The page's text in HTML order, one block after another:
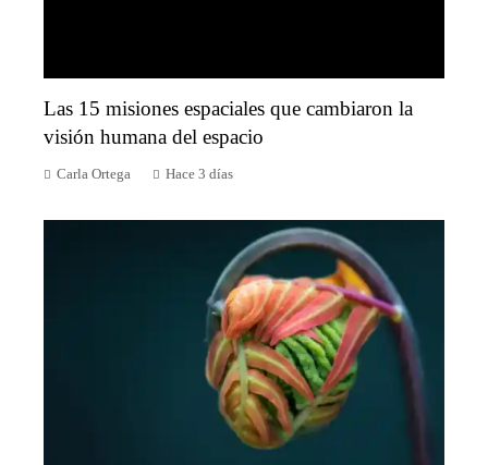
Las 15 misiones espaciales que cambiaron la
visión humana del espacio
Carla Ortega Hace 3 días